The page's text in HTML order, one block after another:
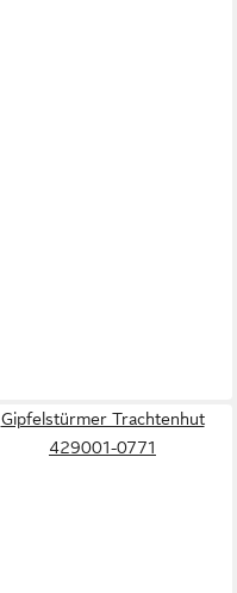
Gipfelstürmer Trachtenhut
429001-0771